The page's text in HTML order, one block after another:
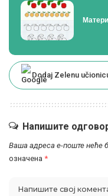
Dodaj Zelenu
Напишите
Ваша адреса е-поште неће
означена *